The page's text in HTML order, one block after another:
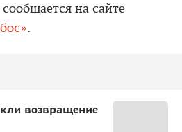
на сайте
.
возвращение